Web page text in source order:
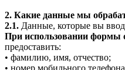
2. Какие данные мы
2.1. Данные, которые вы
При использовании формы
предоставить:
• фамилию, имя, отчество;
• номер мобильного